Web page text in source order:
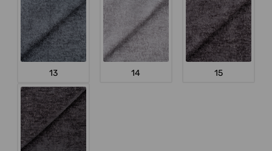
13 14 15